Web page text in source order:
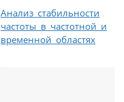
Анализ стабильности
частоты в частотной и
временной областях